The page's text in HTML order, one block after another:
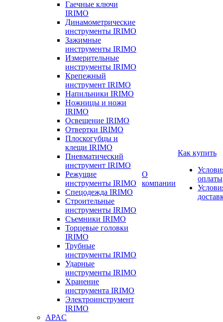
Гаечные ключи
IRIMO
Динамометрические
инструменты IRIMO
Зажимные
инструменты IRIMO
Измерительные
инструменты IRIMO
Крепежный
инструмент IRIMO
Напильники IRIMO
Ножницы и ножи
IRIMO
Освещение IRIMO
Отвертки IRIMO
Плоскогубцы и
клещи IRIMO
Пневматический
инструмент IRIMO
Режущие
инструменты IRIMO
Спецодежда IRIMO
Строительные
инструменты IRIMO
Съемники IRIMO
Торцевые головки
IRIMO
Трубные
инструменты IRIMO
Ударные
инструменты IRIMO
Хранение
инструмента IRIMO
Электроинструмент
IRIMO
APAC
О
компании
Как купить
оплаты